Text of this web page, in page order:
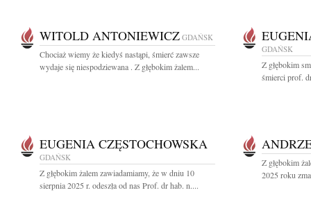
WITOLD ANTONIEWICZ GDAŃSK
Chociaż wiemy że kiedyś nastąpi, śmierć zawsze
wydaje się niespodziewana . Z głębokim żalem...
GDAŃSK
Z głębokim
śmierci prof.
EUGENIA CZĘSTOCHOWSKA
GDAŃSK
Z głębokim żalem zawiadamiamy, że w dniu 10
sierpnia 2025 r. odeszła od nas Prof. dr hab. n....
Z głębokim
2025 roku